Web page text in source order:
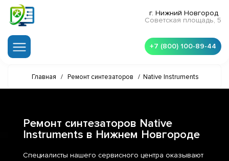
г. Нижний Новгород
Советская площадь, 5
+7 (800) 100-89-44
Главная / Ремонт синтезаторов / Native Instruments
Ремонт синтезаторов Native
Instruments в Нижнем Новгороде
Специалисты нашего сервисного центра оказывают